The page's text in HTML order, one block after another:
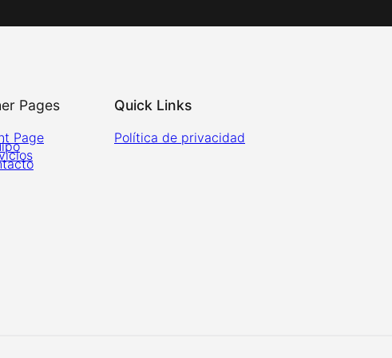
Pages
Page
Quick Links
Política de privacidad